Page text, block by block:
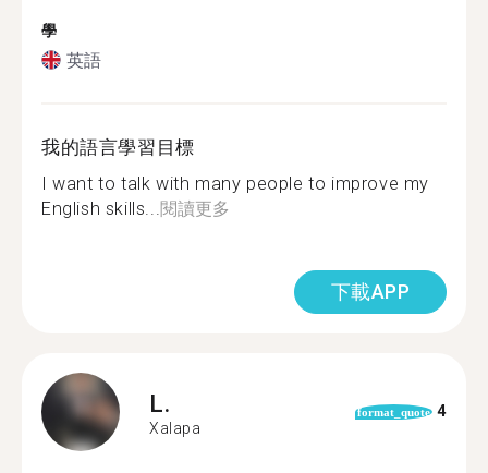
學
英語
我的語言學習目標
I want to talk with many people to improve my
English skills... 閱讀更多
下載APP
L.
Xalapa
format_quote 4